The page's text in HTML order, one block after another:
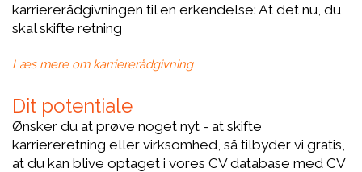
karriererådgivningen til en erkendelse: At det nu, du
skal skifte retning
Læs mere om karriererådgivning
Dit potentiale
Ønsker du at prøve noget nyt - at skifte
karriereretning eller virksomhed, så tilbyder vi gratis,
at du kan blive optaget i vores CV database med CV